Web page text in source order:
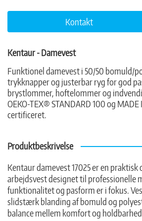
Kontakt
Kentaur - Damevest
Funktionel damevest i 50/50 bomuld/
trykknapper og justerbar ryg for god
brystlommer, hoftelommer og
OEKO-TEX® STANDARD 100 og MADE
certificeret.
Produktbeskrivelse
Kentaur damevest 17025 er en
arbejdsvest designet til professionelle
funktionalitet og pasform er i fokus.
slidstærk blanding af bomuld og
balance mellem komfort og